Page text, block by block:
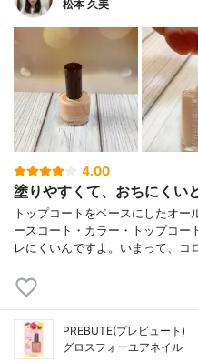
松本 久美
4.00
塗りやすくて、おちにくい
トップコートをベースにしたオ
ースコート・カラー・トップコー
レにくいんですよ。いまって、コ
PREBUTE(プレビュート)
グロスフォーユアネイル